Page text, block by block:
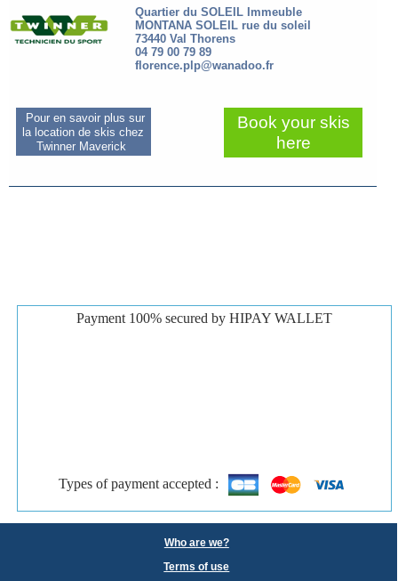
Quartier du SOLEIL Immeuble
MONTANA SOLEIL rue du soleil
73440 Val Thorens
04 79 00 79 89
florence.plp@wanadoo.fr
Pour en savoir plus sur
la location de skis chez
Twinner Maverick
Book your skis
here
Payment 100% secured by HIPAY WALLET
Types of payment accepted :
Who are we?
Terms of use